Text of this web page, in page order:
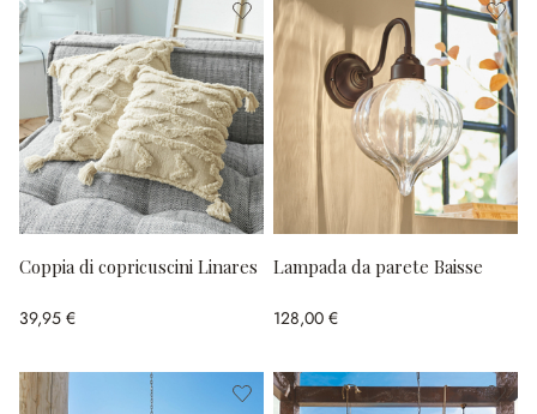
Coppia di copricuscini Linares
39,95 €
Lampada da parete Baisse
128,00 €